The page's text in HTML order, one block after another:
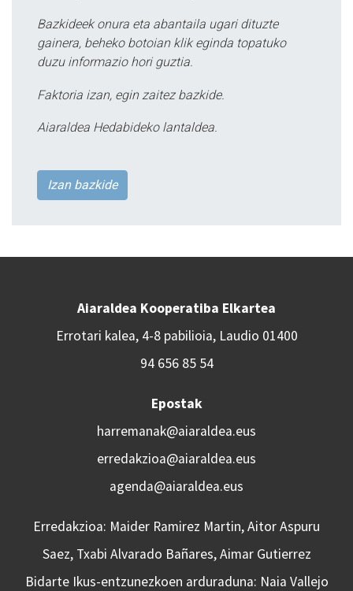
Bazkideek onura eta abantaila ugari dituzte
gainera, beheko botoian klik eginda topatuko
duzu informazio hori guztia.
Faktoria izan, egin zaitez bazkide.
Aiaraldea Hedabideko lantaldea.
Izan bazkide
Aiaraldea Kooperatiba Elkartea
Errotari kalea, 4-8 pabilioia, Laudio 01400
94 656 85 54
Epostak
harremanak@aiaraldea.eus
erredakzioa@aiaraldea.eus
agenda@aiaraldea.eus
Erredakzioa: Maider Ramirez Martin, Aitor Aspuru
Saez, Txabi Alvarado Bañares, Aimar Gutierrez
Bidarte Ikus-entzunezkoen arduraduna: Naia Vallejo